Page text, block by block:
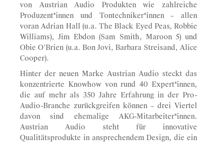
von Austrian Audio Produkten wie zahlreiche
Produzent*innen und Tontechniker*innen – allen
voran Adrian Hall (u.a. The Black Eyed Peas, Robbie
Williams), Jim Ebdon (Sam Smith, Maroon 5) und
Obie O’Brien (u.a. Bon Jovi, Barbara Streisand, Alice
Cooper).
Hinter der neuen Marke Austrian Audio steckt das
konzentrierte Knowhow von rund 40 Expert*innen,
die auf mehr als 350 Jahre Erfahrung in der Pro-
Audio-Branche zurückgreifen können – drei Viertel
davon sind ehemalige AKG-Mitarbeiter*innen.
Austrian Audio steht für innovative
Qualitätsprodukte in ansprechendem Design, die ein